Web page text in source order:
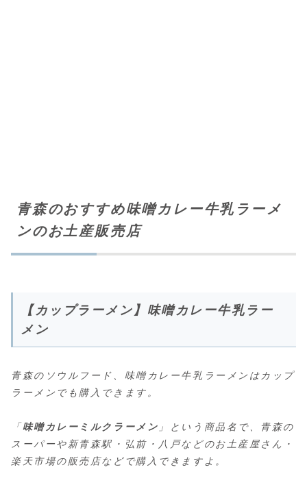
青森のおすすめ味噌カレー牛乳ラーメ
ンのお土産販売店
【カップラーメン】味噌カレー牛乳ラー
メン
青森のソウルフード、味噌カレー牛乳ラーメンはカップ
ラーメンでも購入できます。
「 味噌カレーミルクラーメン 」という商品名で、青森の
スーパーや新青森駅・弘前・八戸などのお土産屋さん・
楽天市場の販売店などで購入できますよ。